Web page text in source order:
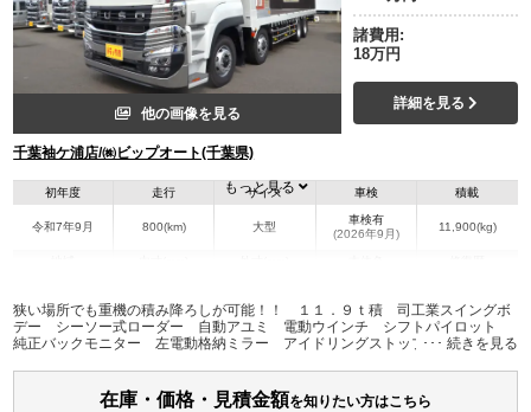
他の画像を見る
千葉袖ケ浦店/㈱ビップオート(千葉県)
諸費用:
18万円
詳細を見る
初年度
令和7年9月
走行
800(km)
サイズ
大型
車検
車検有
(2026年9月)
積載
11,900(kg)
千葉県 -
W:2,490
H:3,520
無
パワステ パワーウィンドウ ABS エアバッグ
集中ドアロック
もっと見る
狭い場所でも重機の積み降ろしが可能！！ １１．９ｔ積 司工業スイングボ
デー シーソー式ローダー 自動アユミ 電動ウインチ シフトパイロット
純正バックモニター 左電動格納ミラー アイドリングストップ デフロッ
在庫・価格・見積金額を知りたい方はこちら